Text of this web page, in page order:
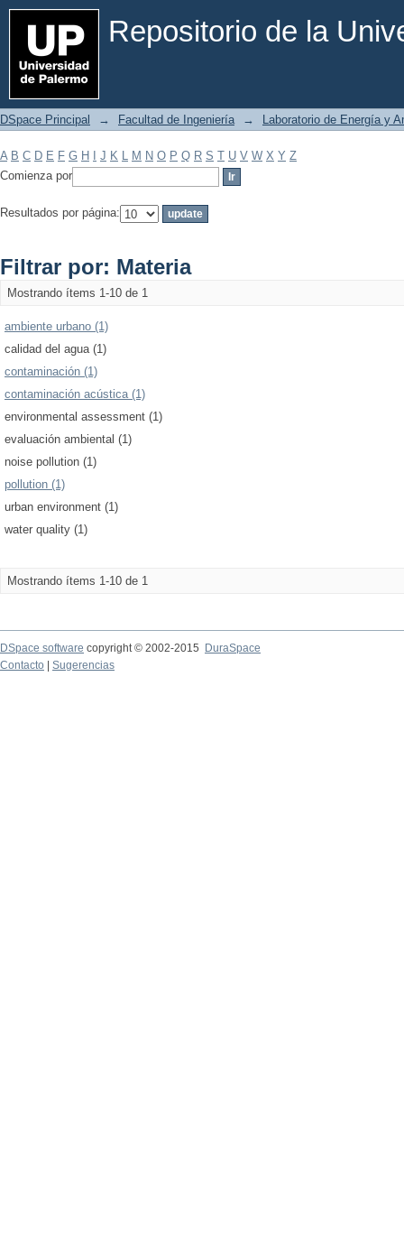
Repositorio de la
Filtrar por: Materia
DSpace Principal → Facultad de Ingeniería → Laboratorio de Energía y
A B C D E F G H J K L M N O P Q R S T U V W X Y Z
Comienza por
Resultados por página:
Filtrar por: Materia
Mostrando ítems 1-10 de 1
ambiente urbano (1)
calidad del agua (1)
contaminación (1)
contaminación acústica (1)
environmental assessment (1)
evaluación ambiental (1)
noise pollution (1)
pollution (1)
urban environment (1)
water quality (1)
Mostrando ítems 1-10 de 1
DSpace software copyright © 2002-2015
DuraSpace
Contacto
Sugerencias